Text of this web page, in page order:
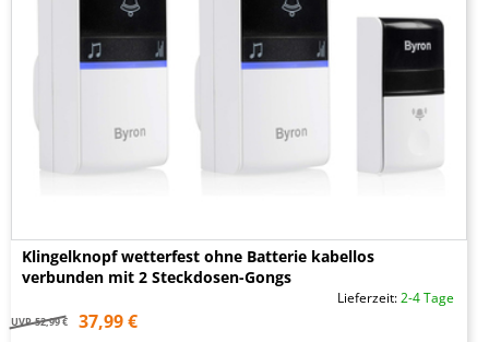
Klingelknopf wetterfest ohne Batterie kabellos
verbunden mit 2 Steckdosen-Gongs
Lieferzeit:2-4 Tage
UVP 52,99 € 37,99 €